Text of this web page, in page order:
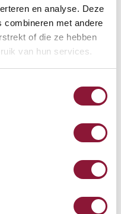
en analyse. Deze
combineren met andere
of die ze hebben
van hun services.
Warenkorb
Sie Ihren Arbeitsplatz
Angebot an.